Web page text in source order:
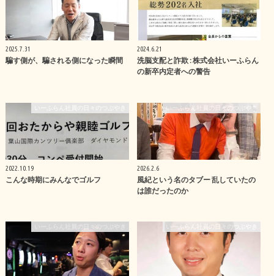
2025.7.31
騙す側が、騙される側になった瞬間
2024.6.21
洗脳支配と詐欺 : 株式会社いーふらん
の新卒内定者への警告
2022.10.19
こんな時期にみんなでゴルフ
いーふらん社員の日々のつぶやき
2026.2.6
風紀という名のタブー 乱していたの
は誰だったのか
いーふらん社員の日々のつぶやき いーふらん社員の日々のつぶやき